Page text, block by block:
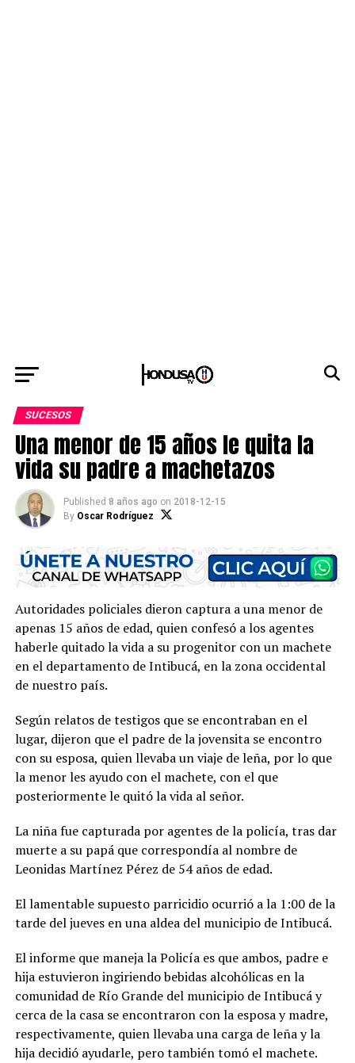
SUCESOS
Una menor de 15 años le quita la
vida su padre a machetazos
Published 8 años ago on 2018-12-15
By Oscar Rodríguez
Autoridades policiales dieron captura a una menor de
apenas 15 años de edad, quien confesó a los agentes
haberle quitado la vida a su progenitor con un machete
en el departamento de Intibucá, en la zona occidental
de nuestro país.
Según relatos de testigos que se encontraban en el
lugar, dijeron que el padre de la jovensita se encontro
con su esposa, quien llevaba un viaje de leña, por lo que
la menor les ayudo con el machete, con el que
posteriormente le quitó la vida al señor.
La niña fue capturada por agentes de la policía, tras dar
muerte a su papá que correspondía al nombre de
Leonidas Martínez Pérez de 54 años de edad.
El lamentable supuesto parricidio ocurrió a la 1:00 de la
tarde del jueves en una aldea del municipio de Intibucá.
El informe que maneja la Policía es que ambos, padre e
hija estuvieron ingiriendo bebidas alcohólicas en la
comunidad de Río Grande del municipio de Intibucá y
cerca de la casa se encontraron con la esposa y madre,
respectivamente, quien llevaba una carga de leña y la
hija decidió ayudarle, pero también tomó el machete.